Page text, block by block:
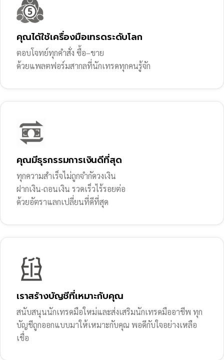
คุณได้ใช้เครื่องมือเทรดระดับโลก
ตอบโจทย์ทุกคำสั่ง ซื้อ–ขาย
ด้วยแพลตฟอร์มสากลที่นักเทรดทุกคนรู้จัก
คุณมีธุรกรรมการเงินดีที่สุด
ทุกความสำเร็จไม่ถูกจำกัดวงเงิน
ฝากเงิน-ถอนเงิน รวดเร็วไร้รอยต่อ
ด้วยอัตราแลกเปลี่ยนที่ดีที่สุด
เราสร้างบัญชีที่เหมาะกับคุณ
สนับสนุนนักเทรดมือใหม่และส่งเสริมนักเทรดมืออาชีพ ทุก
บัญชีถูกออกแบบมาให้เหมาะกับคุณ พอดีกับใจอย่างเหลือ
เชื่อ